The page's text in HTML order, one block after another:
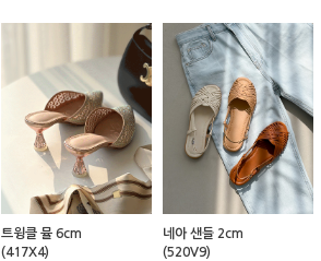
트윙클 뮬 6cm
(417X4)
네아 샌들 2cm
(520V9)